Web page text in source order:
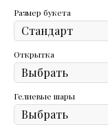
Размер букета
Открытка
Гелиевые шары